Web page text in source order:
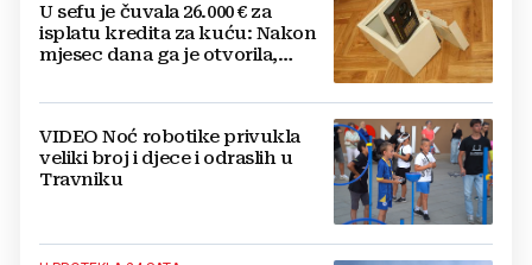
U sefu je čuvala 26.000 € za
isplatu kredita za kuću: Nakon
mjesec dana ga je otvorila,
VIDEO Noć robotike privukla
veliki broj i djece i odraslih u
Travniku